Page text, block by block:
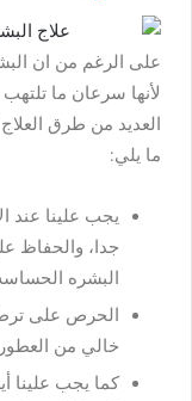
على الرغم من ان
لأنها سرعان ما
العديد من طرق
ما يلي:
يجب علينا عند
جدا، والحفاظ
البشره
الحرص على
خالي من العطور
كما يجب علينا